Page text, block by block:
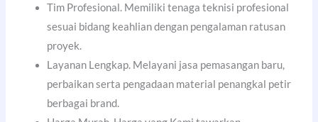
Tim Profesional. Memiliki tenaga teknisi profesional
sesuai bidang keahlian dengan pengalaman ratusan
proyek.
Layanan Lengkap. Melayani jasa pemasangan baru,
perbaikan serta pengadaan material penangkal petir
berbagai brand.